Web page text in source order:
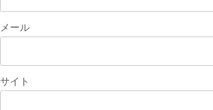
メール
サイト